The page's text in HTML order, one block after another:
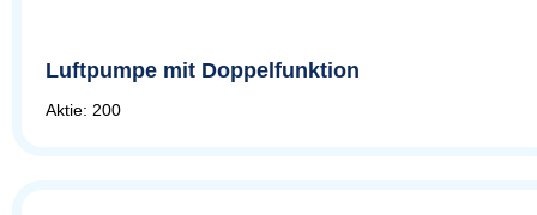
Luftpumpe mit Doppelfunktion
Aktie: 200